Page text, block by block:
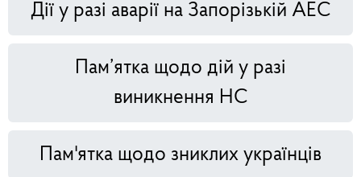
Дії у разі аварії на Запорізькій АЕС
Пам’ятка щодо дій у разі
виникнення НС
Пам'ятка щодо зниклих українців